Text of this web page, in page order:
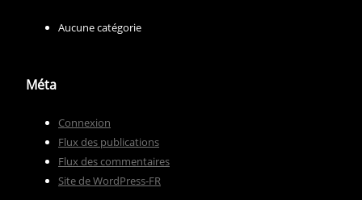
Aucune catégorie
Méta
Connexion
Flux des publications
Flux des commentaires
Site de WordPress-FR